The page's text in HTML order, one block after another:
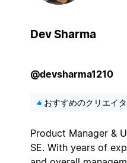
Dev Sharma
@devsharma1210
おすすめのクリエイ
Product Manager &
SE. With years of